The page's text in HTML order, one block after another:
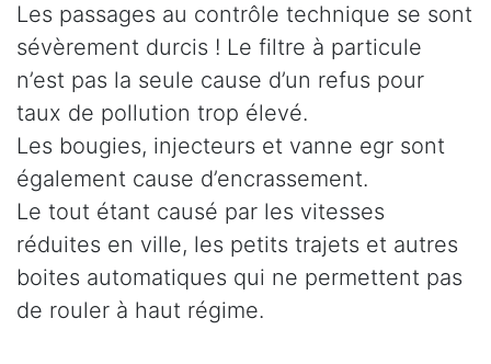
Les passages au contrôle technique se sont
sévèrement durcis ! Le filtre à particule
n’est pas la seule cause d’un refus pour
taux de pollution trop élevé.
Les bougies, injecteurs et vanne egr sont
également cause d’encrassement.
Le tout étant causé par les vitesses
réduites en ville, les petits trajets et autres
boites automatiques qui ne permettent pas
de rouler à haut régime.